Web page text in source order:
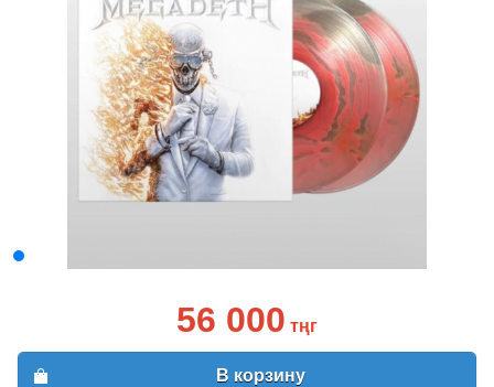
56 000 тңг
В корзину